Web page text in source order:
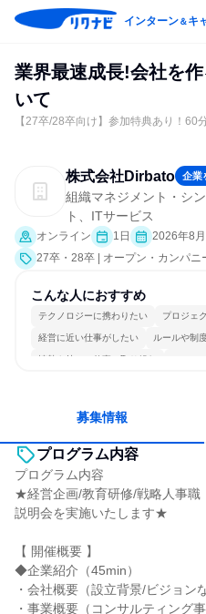
インターン＆キ
業界最速成長!会社を
いて
【27卒/28卒向け】参加特典あり！60
株式会社Dirbato 企業
組織マネジメント・シ
ト、ITサービス
オンライン 1日
2026年8
27卒・28卒 | オープン・カンパニ
こんな人におすすめ
テクノロジーに携わりたい プロジェ
経営に近い仕事がしたい ルールや制
情熱を持って仕事に取り組む コミュ
募集情報
プログラム内容
プログラム内容
★経営企画/教育研修/戦略人事職
説明会を実施いたします★
【 開催概要 】
◆企業紹介（45min）
・会社概要（設立背景/ビジョン
・事業概要（コンサルティング